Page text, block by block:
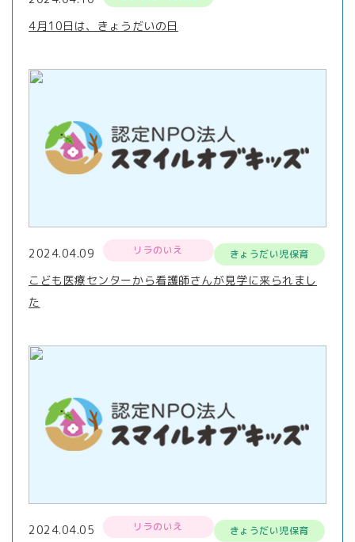
4月10日は、きょうだいの日
2024.04.09 リラのいえ きょうだい児保育
こども医療センターから看護師さんが見学に来られまし
た
2024.04.05 リラのいえ きょうだい児保育